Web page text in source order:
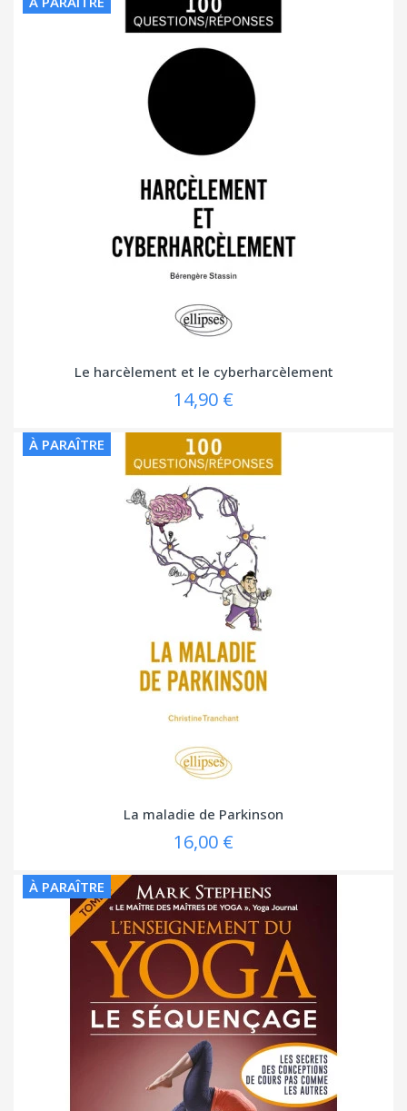
Le harcèlement et le cyberharcèlement
14,90 €
À PARAÎTRE
La maladie de Parkinson
16,00 €
À PARAÎTRE